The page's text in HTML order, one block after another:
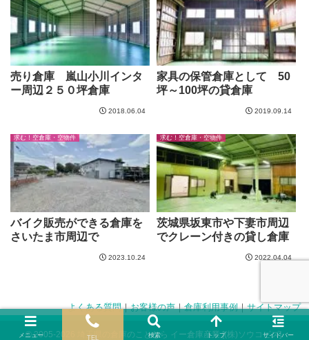
売り倉庫 嵐山小川インタ
ー周辺２５０坪倉庫
2018.06.04
家具の保管倉庫として 50
坪～100坪の貸倉庫
2019.09.14
求む！空倉庫・空物件
バイク販売ができる倉庫を
さいたま市周辺で
2023.10.24
求む！空倉庫・空物件
茨城県坂東市や下妻市周辺
でクレーン付きの貸し倉庫
2022.04.04
よくある質問｜お客様の声｜倉庫利用事例｜サイトマップ
© 2005-2026 埼玉県の倉庫のことなら イー倉庫産業 [(株)ソウコビズ].
メニュー TEL 検索 トップ サイドバー